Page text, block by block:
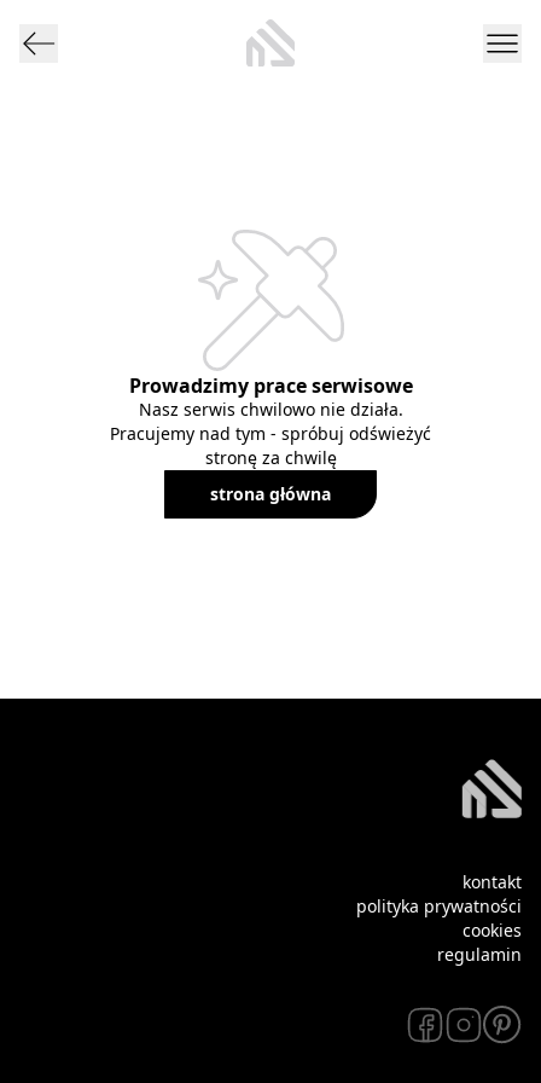
Prowadzimy prace serwisowe
Nasz serwis chwilowo nie działa.
Pracujemy nad tym - spróbuj odświeżyć
stronę za chwilę
strona główna
kontakt
polityka prywatności
cookies
regulamin